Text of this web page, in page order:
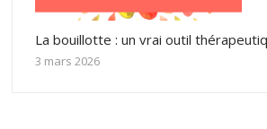
La bouillotte : un vrai outil
3 mars 2026